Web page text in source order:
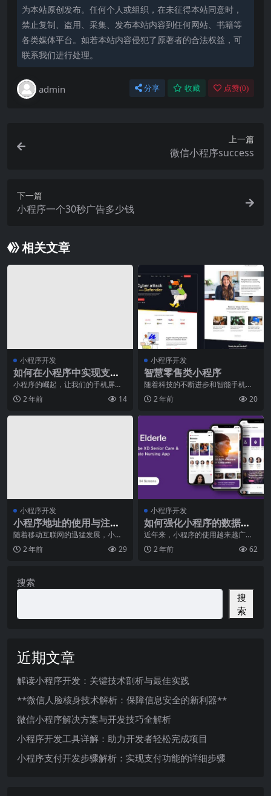
为本站原创发布。任何个人或组织，在未征得本站同意时，
禁止复制、盗用、采集、发布本站内容到任何网站、书籍等
各类媒体平台。如若本站内容侵犯了原著者的合法权益，可
联系我们进行处理。
admin 分享 收藏 点赞(0)
上一篇
微信小程序success
下一篇
小程序一个30秒广告多少钱
相关文章
小程序开发
如何在小程序中实现支付
功能？
小程序的崛起，让我们的手机屏幕
上多了一个个小小的应用图标，点
击进入，我们可以享受
2 年前 14
小程序开发
智慧零售类小程序
随着科技的不断进步和智能手机的
普及，小程序成为了人们生活中不
可或缺的一部分。在零
2 年前 20
小程序开发
小程序地址的使用与注意
事项
随着移动互联网的迅猛发展，小程
序成为了各个行业中不可或缺的一
部分，给用户带来了便
2 年前 29
小程序开发
如何强化小程序的数据安
全保障
近年来，小程序的使用越来越广
泛，涵盖了许多日常生活的方方面
面，如外卖、购物、社交
2 年前 62
搜索
搜
索
近期文章
解读小程序开发：关键技术剖析与最佳实践
**微信人脸核身技术解析：保障信息安全的新利器**
微信小程序解决方案与开发技巧全解析
小程序开发工具详解：助力开发者轻松完成项目
小程序支付开发步骤解析：实现支付功能的详细步骤